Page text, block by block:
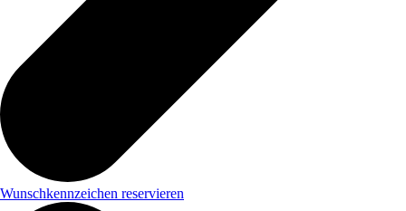
Wunschkennzeichen reservieren